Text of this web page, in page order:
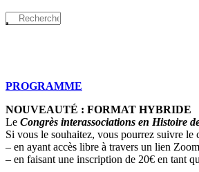
PROGRAMME
NOUVEAUTÉ : FORMAT HYBRIDE
Le Congrès interassociations en Histoire
Si vous le souhaitez, vous pourrez suivre le
– en ayant accès libre à travers un lien
– en faisant une inscription de 20€ en tant